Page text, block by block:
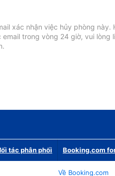
xác nhận việc hủy phòng này.
trong vòng 24 giờ, vui lòng
tác phân phối Booking.com
Về Booking.com